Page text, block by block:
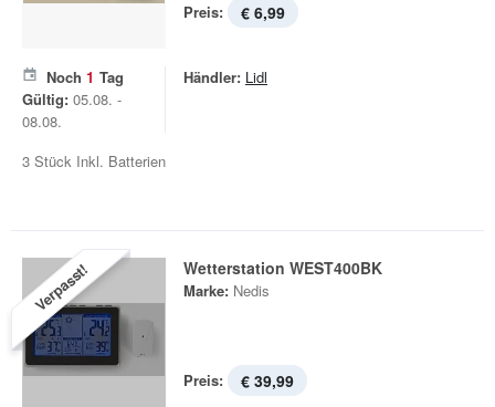
Preis: € 6,99
Noch 1 Tag
Gültig: 05.08. -
08.08.
Händler: Lidl
3 Stück Inkl. Batterien
Verpasst! Wetterstation WEST400BK
Marke: Nedis
Preis: € 39,99